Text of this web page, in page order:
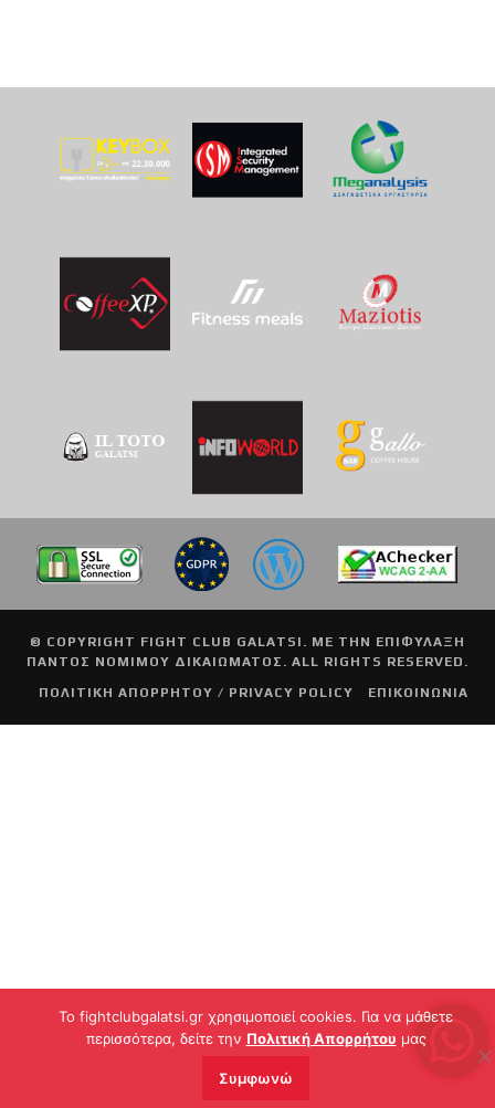
© COPYRIGHT FIGHT CLUB GALATSI
. ΜΕ ΤΗΝ ΕΠΙΦΥΛΑΞΗ
ΠΑΝΤΟΣ ΝΟΜΙΜΟΥ ΔΙΚΑΙΩΜΑΤΟΣ. ALL RIGHTS RESERVED.
ΠΟΛΙΤΙΚΗ ΑΠΟΡΡΗΤΟΥ / PRIVACY POLICY
ΕΠΙΚΟΙΝΩΝΙΑ
To fightclubgalatsi.gr χρησιμοποιεί cookies. Για να μάθετε
περισσότερα, δείτε την Πολιτική Απορρήτου μας
Συμφωνώ